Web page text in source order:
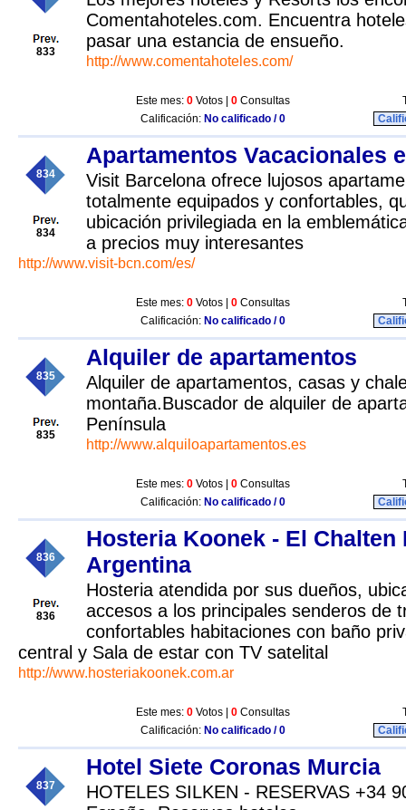
833
Comentahoteles.com. Encuentra
pasar una estancia de ensueño.
http://www.comentahoteles.com/
Este mes: 0 Votos | 0 Consultas
Calificación: No calificado / 0
834
834
Apartamentos Vacacionales
Visit Barcelona ofrece lujosos
totalmente equipados y confortables,
ubicación privilegiada en la
a precios muy interesantes
http://www.visit-bcn.com/es/
Este mes: 0 Votos | 0 Consultas
Calificación: No calificado / 0
835
835
Alquiler de apartamentos
Alquiler de apartamentos, casas y
montaña.Buscador de alquiler de
Península
http://www.alquiloapartamentos.es
Este mes: 0 Votos | 0 Consultas
Calificación: No calificado / 0
836
836
Hosteria Koonek - El Chalten
Argentina
Hosteria atendida por sus dueños,
accesos a los principales senderos de
confortables habitaciones con baño
central y Sala de estar con TV satelital
http://www.hosteriakoonek.com.ar
Este mes: 0 Votos | 0 Consultas
Calificación: No calificado / 0
837
Hotel Siete Coronas Murcia
HOTELES SILKEN - RESERVAS +34